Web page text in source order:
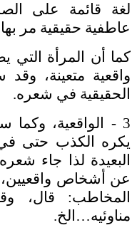
لغة قائمة على
عاطفية حقيقية مر
كما أن المرأة التي
واقعية متعينة،
الحقيقية في شعره.
3 - الواقعية،
يكره الكذب حتى في
البعيدة لذا جاء
عن أشخاص واقعيين،
المخاطب: قال،
مناوئيه…الخ.